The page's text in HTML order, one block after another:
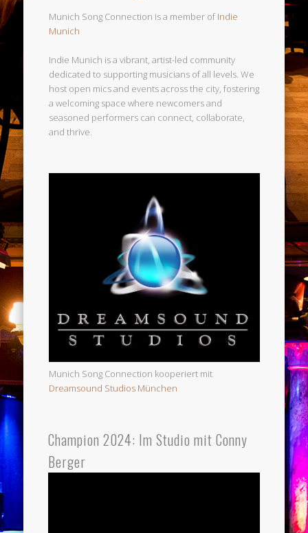
Munich Song Connection is a member ofIndie
Munich
Indie Munich is a vibrant, artist-led community
dedicated to supporting musicians of all levels. We
host open mics and events across the city, fostering
a welcoming space where newcomers and
seasoned performers can connect, collaborate,
and thrive.
Munich Song Connection kooperiert mit
Dreamsound Studios München
Champion 2024: Im Studio mit Conny
Berger